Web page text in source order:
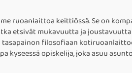
ruoanlaittoa keittiössä. Se on
etsivät mukavuutta ja
filosofiaan
kyseessä opiskelija, joka asuu